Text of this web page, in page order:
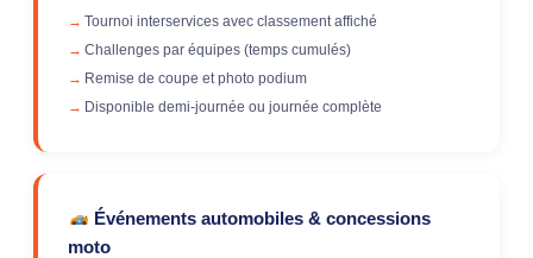
Tournoi interservices avec classement affiché
Challenges par équipes (temps cumulés)
Remise de coupe et photo podium
Disponible demi-journée ou journée complète
Événements automobiles & concessions
moto